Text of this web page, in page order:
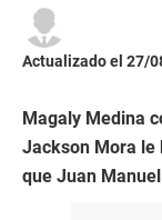
Actualizado el 27/
Magaly Medina
Jackson Mora le
que Juan